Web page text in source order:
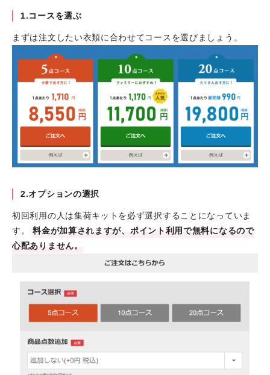
1.コースを選ぶ
まずは注文したい衣類に合わせてコースを選びましょう。
2.オプションの選択
初回利用の人は集荷キットを必ず選択することになっていま
す。料金が加算されますが、ポイント利用で無料になるので
心配ありません。